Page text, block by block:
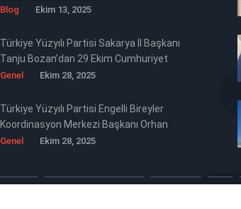
Blog Ekim 13, 2025
Türkiye Yüzyılı Partisi Sakarya İl Başkanı
Tanju Bozan’dan 29 Ekim Cumhuriyet
Bayramı Mesajı 🇹🇷
Genel Ekim 28, 2025
Türkiye Yüzyılı Partisi Engelli Bireyler
Koordinasyon Merkezi Başkanı Orhan
Ertürk’ten Siyasi Mesaj Niteliğinde 29
Genel Ekim 28, 2025